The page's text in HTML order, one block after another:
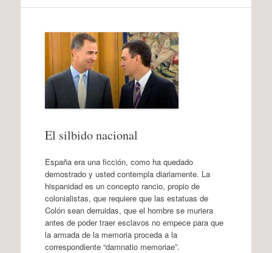
El silbido nacional
España era una ficción, como ha quedado
demostrado y usted contempla diariamente. La
hispanidad es un concepto rancio, propio de
colonialistas, que requiere que las estatuas de
Colón sean derruidas, que el hombre se muriera
antes de poder traer esclavos no empece para que
la armada de la memoria proceda a la
correspondiente “damnatio memoriae”.